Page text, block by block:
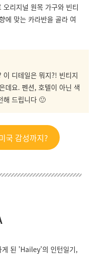
리지널 원목 가구와 빈티
에 맞는 카라반을 골라 여
디테일은 뭐지?! 빈티지
데요. 펜션, 호텔이 아닌 색
해 드립니다 🙂
국 감성까지?
게 된 'Hailey'의 인턴일기,